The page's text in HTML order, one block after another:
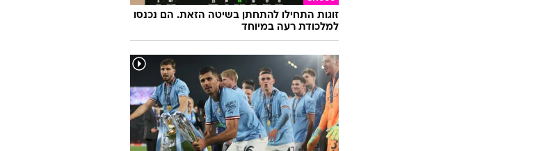
זוגות התחילו להתחתן בשיטה הזאת. הם נכנסו
למלכודת רעה במיוחד